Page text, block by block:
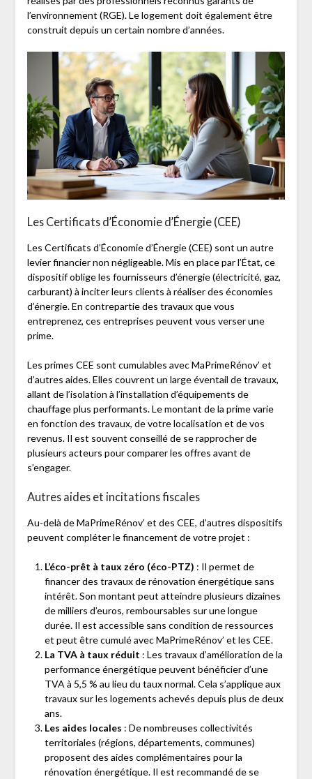
l’environnement (RGE). Le logement doit également être
construit depuis un certain nombre d’années.
Les Certificats d’Économie d’Énergie (CEE)
Les Certificats d’Économie d’Énergie (CEE) sont un autre
levier financier non négligeable. Mis en place par l’État, ce
dispositif oblige les fournisseurs d’énergie (électricité, gaz,
carburant) à inciter leurs clients à réaliser des économies
d’énergie. En contrepartie des travaux que vous
entreprenez, ces entreprises peuvent vous verser une
prime.
Les primes CEE sont cumulables avec MaPrimeRénov’ et
d’autres aides. Elles couvrent un large éventail de travaux,
allant de l’isolation à l’installation d’équipements de
chauffage plus performants. Le montant de la prime varie
en fonction des travaux, de votre localisation et de vos
revenus. Il est souvent conseillé de se rapprocher de
plusieurs acteurs pour comparer les offres avant de
s’engager.
Autres aides et incitations fiscales
Au-delà de MaPrimeRénov’ et des CEE, d’autres dispositifs
peuvent compléter le financement de votre projet :
L’éco-prêt à taux zéro (éco-PTZ) : Il permet de
financer des travaux de rénovation énergétique sans
intérêt. Son montant peut atteindre plusieurs dizaines
de milliers d’euros, remboursables sur une longue
durée. Il est accessible sans condition de ressources
et peut être cumulé avec MaPrimeRénov’ et les CEE.
La TVA à taux réduit : Les travaux d’amélioration de la
performance énergétique peuvent bénéficier d’une
TVA à 5,5 % au lieu du taux normal. Cela s’applique aux
travaux sur les logements achevés depuis plus de deux
ans.
Les aides locales : De nombreuses collectivités
territoriales (régions, départements, communes)
proposent des aides complémentaires pour la
rénovation énergétique. Il est recommandé de se